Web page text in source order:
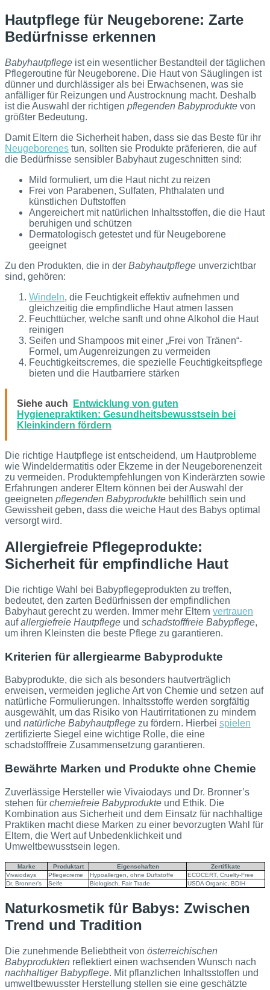
Hautpflege für Neugeborene: Zarte
Bedürfnisse erkennen
Babyhautpflege ist ein wesentlicher Bestandteil der täglichen
Pflegeroutine für Neugeborene. Die Haut von Säuglingen ist
dünner und durchlässiger als bei Erwachsenen, was sie
anfälliger für Reizungen und Austrocknung macht. Deshalb
ist die Auswahl der richtigen pflegenden Babyprodukte von
größter Bedeutung.
Damit Eltern die Sicherheit haben, dass sie das Beste für ihr
Neugeborenes tun, sollten sie Produkte präferieren, die auf
die Bedürfnisse sensibler Babyhaut zugeschnitten sind:
Mild formuliert, um die Haut nicht zu reizen
Frei von Parabenen, Sulfaten, Phthalaten und
künstlichen Duftstoffen
Angereichert mit natürlichen Inhaltsstoffen, die die Haut
beruhigen und schützen
Dermatologisch getestet und für Neugeborene
geeignet
Zu den Produkten, die in der Babyhautpflege unverzichtbar
sind, gehören:
Windeln, die Feuchtigkeit effektiv aufnehmen und
gleichzeitig die empfindliche Haut atmen lassen
Feuchttücher, welche sanft und ohne Alkohol die Haut
reinigen
Seifen und Shampoos mit einer „Frei von Tränen“-
Formel, um Augenreizungen zu vermeiden
Feuchtigkeitscremes, die spezielle Feuchtigkeitspflege
bieten und die Hautbarriere stärken
Siehe auch
Entwicklung von guten
Hygienepraktiken: Gesundheitsbewusstsein bei
Kleinkindern fördern
Die richtige Hautpflege ist entscheidend, um Hautprobleme
wie Windeldermatitis oder Ekzeme in der Neugeborenenzeit
zu vermeiden. Produktempfehlungen von Kinderärzten sowie
Erfahrungen anderer Eltern können bei der Auswahl der
geeigneten pflegenden Babyprodukte behilflich sein und
Gewissheit geben, dass die weiche Haut des Babys optimal
versorgt wird.
Allergiefreie Pflegeprodukte:
Sicherheit für empfindliche Haut
Die richtige Wahl bei Babypflegeprodukten zu treffen,
bedeutet, den zarten Bedürfnissen der empfindlichen
Babyhaut gerecht zu werden. Immer mehr Eltern vertrauen
aufallergiefreie Hautpflege und schadstofffreie Babypflege,
um ihren Kleinsten die beste Pflege zu garantieren.
Kriterien für allergiearme Babyprodukte
Babyprodukte, die sich als besonders hautverträglich
erweisen, vermeiden jegliche Art von Chemie und setzen auf
natürliche Formulierungen. Inhaltsstoffe werden sorgfältig
ausgewählt, um das Risiko von Hautirritationen zu mindern
und natürliche Babyhautpflege zu fördern. Hierbei spielen
zertifizierte Siegel eine wichtige Rolle, die eine
schadstofffreie Zusammensetzung garantieren.
Bewährte Marken und Produkte ohne Chemie
Zuverlässige Hersteller wie Vivaiodays und Dr. Bronner’s
stehen für chemiefreie Babyprodukte und Ethik. Die
Kombination aus Sicherheit und dem Einsatz für nachhaltige
Praktiken macht diese Marken zu einer bevorzugten Wahl für
Eltern, die Wert auf Unbedenklichkeit und
Umweltbewusstsein legen.
Marke Produktart Eigenschaften
Zertifikate
Vivaiodays
Pflegecreme Hypoallergen, ohne Duftstoffe
ECOCERT, Cruelty-Free
Dr. Bronner’s
Seife Biologisch, Fair Trade USDA Organic, BDIH
Naturkosmetik für Babys: Zwischen
Trend und Tradition
Die zunehmende Beliebtheit von österreichischen
Babyprodukten reflektiert einen wachsenden Wunsch nach
nachhaltiger Babypflege. Mit pflanzlichen Inhaltsstoffen und
umweltbewusster Herstellung stellen sie eine geschätzte